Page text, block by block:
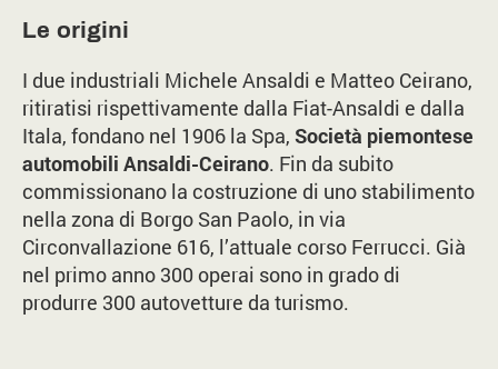
Le origini
I due industriali Michele Ansaldi e Matteo Ceirano,
ritiratisi rispettivamente dalla Fiat-Ansaldi e dalla
Itala, fondano nel 1906 la Spa, Società piemontese
automobili Ansaldi-Ceirano. Fin da subito
commissionano la costruzione di uno stabilimento
nella zona di Borgo San Paolo, in via
Circonvallazione 616, l’attuale corso Ferrucci. Già
nel primo anno 300 operai sono in grado di
produrre 300 autovetture da turismo.